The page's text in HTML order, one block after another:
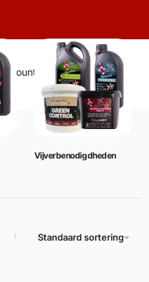
Winkelwagen 0
Vijverbenodigdheden
Standaard sortering